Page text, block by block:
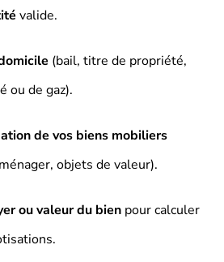
valide.
(bail, titre de propriété,
ou de gaz).
de vos biens mobiliers
objets de valeur).
ou valeur du bien pour calculer